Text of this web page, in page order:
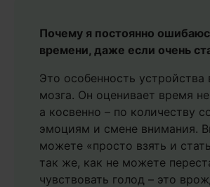
Почему я постоянно
времени, даже если очень
Это особенность устройства
мозга. Он оценивает время
а косвенно – по количеству
эмоциям и смене внимания.
можете «просто взять и
так же, как не можете
чувствовать голод – это